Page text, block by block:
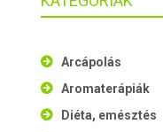
Arcápolás
Aromaterápiák
Diéta, emésztés